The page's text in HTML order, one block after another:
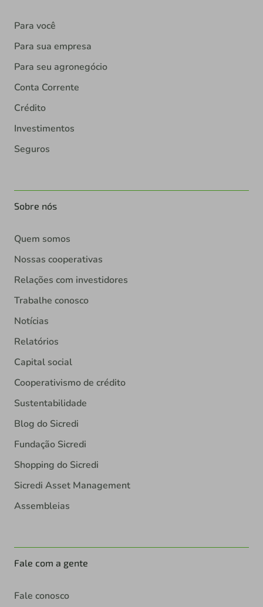
Para você
Para sua empresa
Para seu agronegócio
Conta Corrente
Crédito
Investimentos
Seguros
Sobre nós
Quem somos
Nossas cooperativas
Relações com investidores
Trabalhe conosco
Notícias
Relatórios
Capital social
Cooperativismo de crédito
Sustentabilidade
Blog do Sicredi
Fundação Sicredi
Shopping do Sicredi
Sicredi Asset Management
Assembleias
Fale com a gente
Fale conosco